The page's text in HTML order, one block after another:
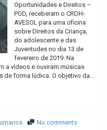
Oportunidades e Direitos –
POD, receberam o CRDH-
AVESOL para uma oficina
sobre Direitos da Criança,
do adolescente e das
Juventudes no dia 13 de
fevereiro de 2019. Na
a vídeos e ouviram músicas
forma lúdica. O objetivo da...
No comments